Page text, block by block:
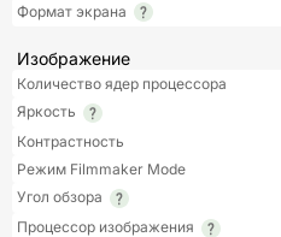
Формат экрана
Изображение
Количество ядер процессора
Яркость
Контрастность
Режим Filmmaker Mode
Угол обзора
Процессор изображения